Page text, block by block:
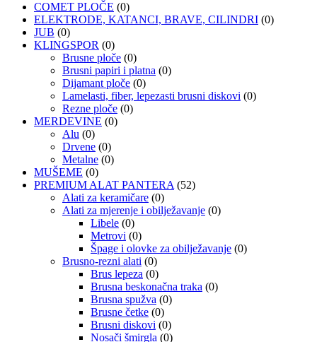
COMET PLOČE (0)
ELEKTRODE, KATANCI, BRAVE, CILINDRI (0)
JUB (0)
KLINGSPOR (0)
Brusne ploče (0)
Brusni papiri i platna (0)
Dijamant ploče (0)
Lamelasti, fiber, lepezasti brusni diskovi (0)
Rezne ploče (0)
MERDEVINE (0)
Alu (0)
Drvene (0)
Metalne (0)
MUŠEME (0)
PREMIUM ALAT PANTERA (52)
Alati za keramičare (0)
Alati za mjerenje i obilježavanje (0)
Libele (0)
Metrovi (0)
Špage i olovke za obilježavanje (0)
Brusno-rezni alati (0)
Brus lepeza (0)
Brusna beskonačna traka (0)
Brusna spužva (0)
Brusne četke (0)
Brusni diskovi (0)
Nosači šmirgla (0)